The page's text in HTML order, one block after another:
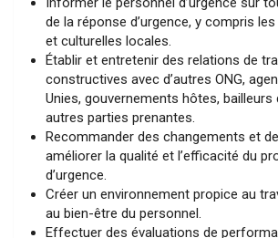
de la réponse d’urgence, y compris
et culturelles locales.
Établir et entretenir des relations de
constructives avec d’autres ONG,
Unies, gouvernements hôtes,
autres parties prenantes.
Recommander des changements et
améliorer la qualité et l’efficacité du
d’urgence.
Créer un environnement propice au
au bien-être du personnel.
Effectuer des évaluations de